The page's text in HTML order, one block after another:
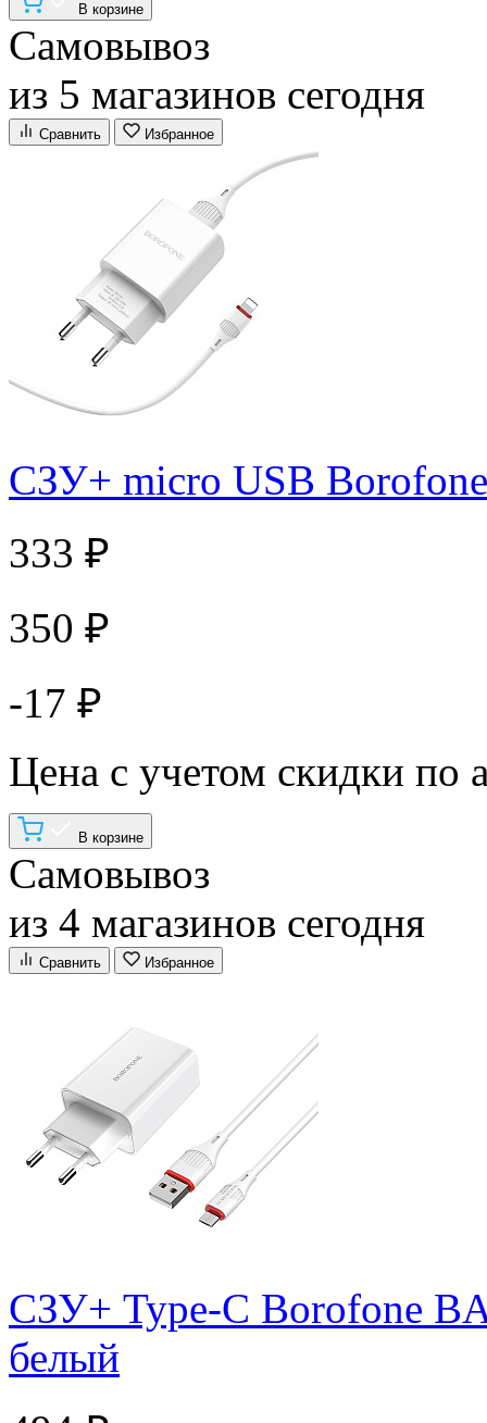
В корзине
Самовывоз
из 5 магазинов сегодня
Сравнить Избранное
СЗУ+ micro USB
333 ₽
350 ₽
-17 ₽
Цена с учетом скидки по
В корзине
Самовывоз
из 4 магазинов сегодня
Сравнить Избранное
СЗУ+ Type-C Borofone
белый